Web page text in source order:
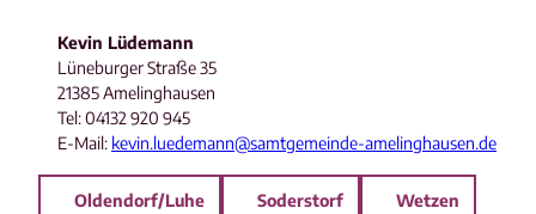
Kevin Lüdemann
Lüneburger Straße 35
21385 Amelinghausen
Tel: 04132 920 945
E-Mail: kevin.luedemann@samtgemeinde-amelinghausen.de
Oldendorf/Luhe Soderstorf Wetzen